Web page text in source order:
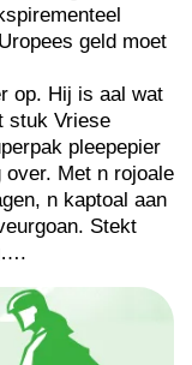
geld moet
op. Hij is aal wat
stuk Vriese
pleepepier
over. Met n rojoale
n kaptoal aan
Stekt